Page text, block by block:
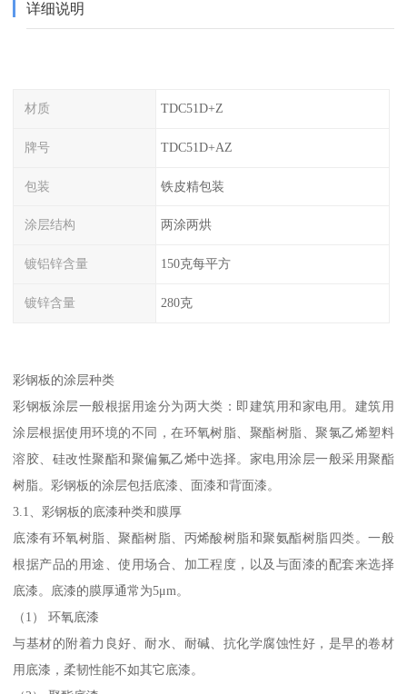
详细说明
材质 TDC51D+Z
牌号 TDC51D+AZ
包装 铁皮精包装
涂层结构 两涂两烘
镀铝锌含量 150克每平方
镀锌含量 280克
彩钢板的涂层种类
彩钢板涂层一般根据用途分为两大类：即建筑用和家电用。建筑用
涂层根据使用环境的不同，在环氧树脂、聚酯树脂、聚氯乙烯塑料
溶胶、硅改性聚酯和聚偏氟乙烯中选择。家电用涂层一般采用聚酯
树脂。彩钢板的涂层包括底漆、面漆和背面漆。
3.1、彩钢板的底漆种类和膜厚
底漆有环氧树脂、聚酯树脂、丙烯酸树脂和聚氨酯树脂四类。一般
根据产品的用途、使用场合、加工程度，以及与面漆的配套来选择
底漆。底漆的膜厚通常为5μm。
（1） 环氧底漆
与基材的附着力良好、耐水、耐碱、抗化学腐蚀性好，是早的卷材
用底漆，柔韧性能不如其它底漆。